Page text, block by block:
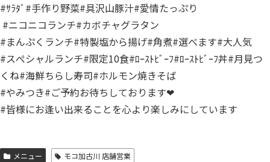
#ｻﾗﾀﾞ#手作り野菜#具沢山豚汁#愛情たっぷり
⁡ #ニコニコランチ⁡⁡⁡#カボチャグラタン
#まんぷくランチ#特製塩から揚げ#角煮#選べます#大人気
#スぺシャルランチ#限定10食#ﾛｰｽﾄﾋﾞｰﾌ#ﾛｰｽﾄﾋﾞｰﾌ丼#月見つ
くね#海鮮ちらし寿司#ホルモン焼きそば
#やみつき#ご予約お待ちしております❤
#皆様にお逢い出来ることを心より楽しみにしています
メニュー モコ加古川 店舗営業